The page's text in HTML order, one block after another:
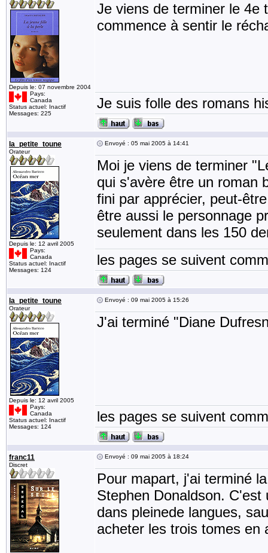
Depuis le: 07 novembre 2004
Pays:
Canada
Status actuel: Inactif
Messages: 225
Je viens de terminer le 4e
commence à sentir le
Je suis folle des romans
la_petite_toune
Orateur
Depuis le: 12 avril 2005
Pays:
Canada
Status actuel: Inactif
Messages: 124
Envoyé : 05 mai 2005 à 14:41
Moi je viens de terminer
qui s'avère être un roman
fini par apprécier, peut-
être aussi le personnage
seulement dans les 150
les pages se suivent
la_petite_toune
Orateur
Depuis le: 12 avril 2005
Pays:
Canada
Status actuel: Inactif
Messages: 124
Envoyé : 09 mai 2005 à 15:26
J'ai terminé "Diane
les pages se suivent
franc11
Discret
Envoyé : 09 mai 2005 à 18:24
Pour mapart, j'ai terminé
Stephen Donaldson.
dans pleinede langues,
acheter les trois tomes en